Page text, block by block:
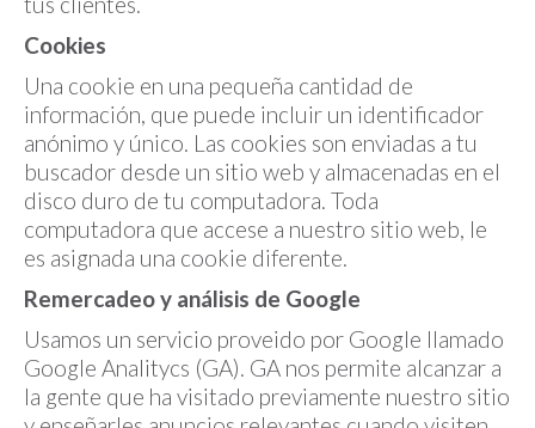
Cookies
Una cookie en una pequeña cantidad de
información, que puede incluir un identificador
anónimo y único. Las cookies son enviadas a tu
buscador desde un sitio web y almacenadas en el
disco duro de tu computadora. Toda
computadora que accese a nuestro sitio web, le
es asignada una cookie diferente.
Remercadeo y análisis de Google
Usamos un servicio proveido por Google llamado
Google Analitycs (GA). GA nos permite alcanzar a
la gente que ha visitado previamente nuestro sitio